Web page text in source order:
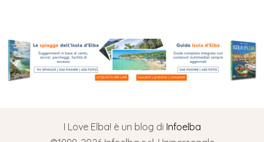
I Love Elba! è un blog di Infoelba